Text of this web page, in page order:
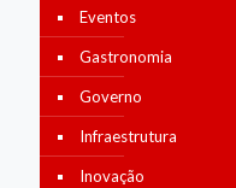
Eventos
Gastronomia
Governo
Infraestrutura
Inovação